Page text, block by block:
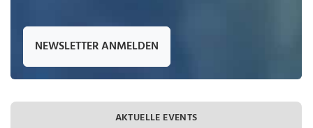
NEWSLETTER ANMELDEN
AKTUELLE EVENTS